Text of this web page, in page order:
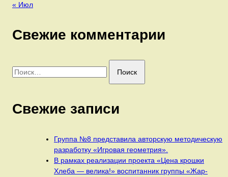
« Июл
Свежие комментарии
Свежие записи
Группа №8 представила авторскую методическую
разработку «Игровая геометрия».
В рамках реализации проекта «Цена крошки
Хлеба — велика!» воспитанник группы «Жар-